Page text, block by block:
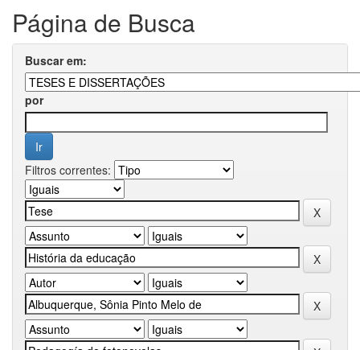
Página de Busca
Buscar em:
por
Filtros correntes: